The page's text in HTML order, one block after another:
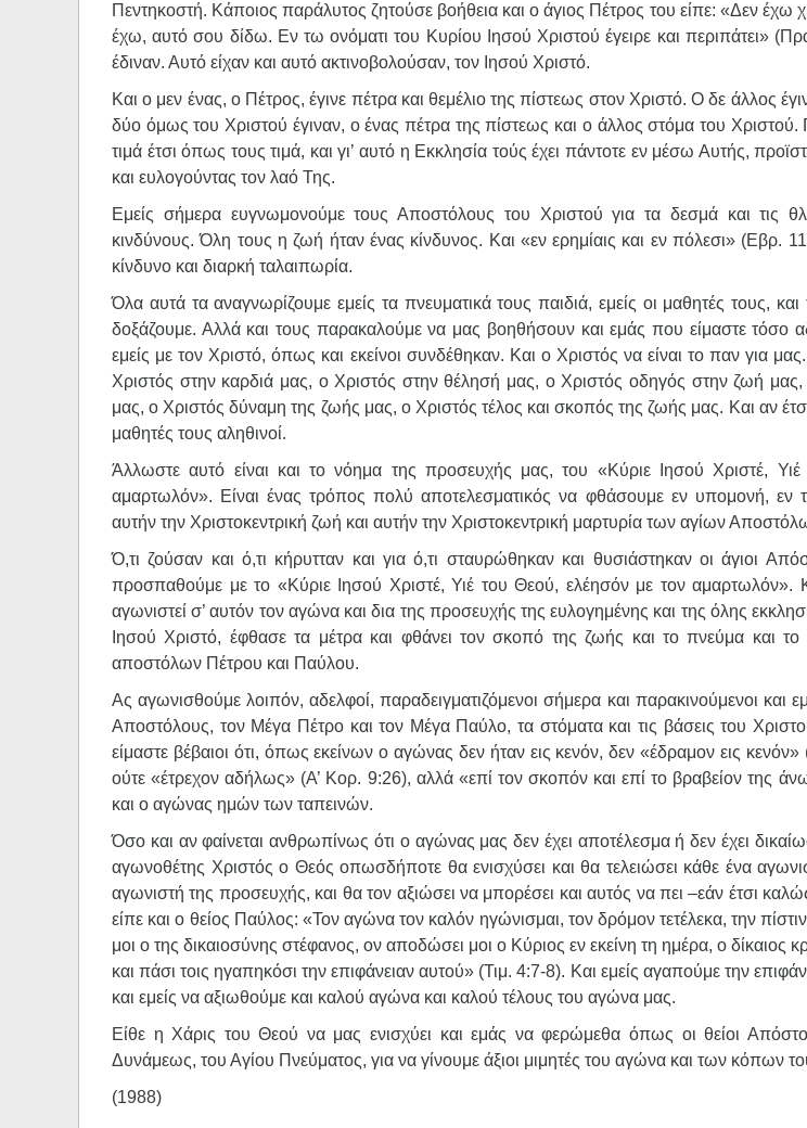
Πεντηκοστή. Κάποιος παράλυτος ζητούσε βοήθεια και ο άγιος Πέτρος του είπε: «Δεν έχω
έχω, αυτό σου δίδω. Εν τω ονόματι του Κυρίου Ιησού Χριστού έγειρε και περιπάτει»
έδιναν. Αυτό είχαν και αυτό ακτινοβολούσαν, τον Ιησού Χριστό.
Και ο μεν ένας, ο Πέτρος, έγινε πέτρα και θεμέλιο της πίστεως στον Χριστό. Ο δε άλλος
δύο όμως του Χριστού έγιναν, ο ένας πέτρα της πίστεως και ο άλλος στόμα του Χριστού.
τιμά έτσι όπως τους τιμά, και γι’ αυτό η Εκκλησία τούς έχει πάντοτε εν μέσω Αυτής,
και ευλογούντας τον λαό Της.
Εμείς σήμερα ευγνωμονούμε τους Αποστόλους του Χριστού για τα δεσμά και τις
κινδύνους. Όλη τους η ζωή ήταν ένας κίνδυνος. Και «εν ερημίαις και εν πόλεσι» (Εβρ.
κίνδυνο και διαρκή ταλαιπωρία.
Όλα αυτά τα αναγνωρίζουμε εμείς τα πνευματικά τους παιδιά, εμείς οι μαθητές τους, και
δοξάζουμε. Αλλά και τους παρακαλούμε να μας βοηθήσουν και εμάς που είμαστε τόσο
εμείς με τον Χριστό, όπως και εκείνοι συνδέθηκαν. Και ο Χριστός να είναι το παν για
Χριστός στην καρδιά μας, ο Χριστός στην θέλησή μας, ο Χριστός οδηγός στην ζωή
μας, ο Χριστός δύναμη της ζωής μας, ο Χριστός τέλος και σκοπός της ζωής μας. Και αν
μαθητές τους αληθινοί.
Άλλωστε αυτό είναι και το νόημα της προσευχής μας, του «Κύριε Ιησού Χριστέ,
αμαρτωλόν». Είναι ένας τρόπος πολύ αποτελεσματικός να φθάσουμε εν υπομονή, εν
αυτήν την Χριστοκεντρική ζωή και αυτήν την Χριστοκεντρική μαρτυρία των αγίων
Ό,τι ζούσαν και ό,τι κήρυτταν και για ό,τι σταυρώθηκαν και θυσιάστηκαν οι άγιοι
προσπαθούμε με το «Κύριε Ιησού Χριστέ, Υιέ του Θεού, ελέησόν με τον αμαρτωλόν».
αγωνιστεί σ’ αυτόν τον αγώνα και δια της προσευχής της ευλογημένης και της όλης
Ιησού Χριστό, έφθασε τα μέτρα και φθάνει τον σκοπό της ζωής και το πνεύμα και
αποστόλων Πέτρου και Παύλου.
Ας αγωνισθούμε λοιπόν, αδελφοί, παραδειγματιζόμενοι σήμερα και παρακινούμενοι και
Αποστόλους, τον Μέγα Πέτρο και τον Μέγα Παύλο, τα στόματα και τις βάσεις του
είμαστε βέβαιοι ότι, όπως εκείνων ο αγώνας δεν ήταν εις κενόν, δεν «έδραμον εις
ούτε «έτρεχον αδήλως» (Α’ Κορ. 9:26), αλλά «επί τον σκοπόν και επί το βραβείον της
και ο αγώνας ημών των ταπεινών.
Όσο και αν φαίνεται ανθρωπίνως ότι ο αγώνας μας δεν έχει αποτέλεσμα ή δεν έχει
αγωνοθέτης Χριστός ο Θεός οπωσδήποτε θα ενισχύσει και θα τελειώσει κάθε ένα
αγωνιστή της προσευχής, και θα τον αξιώσει να μπορέσει και αυτός να πει –εάν έτσι
είπε και ο θείος Παύλος: «Τον αγώνα τον καλόν ηγώνισμαι, τον δρόμον τετέλεκα, την
μοι ο της δικαιοσύνης στέφανος, ον αποδώσει μοι ο Κύριος εν εκείνη τη ημέρα, ο δίκαιος
και πάσι τοις ηγαπηκόσι την επιφάνειαν αυτού» (Τιμ. 4:7-8). Και εμείς αγαπούμε την
και εμείς να αξιωθούμε και καλού αγώνα και καλού τέλους του αγώνα μας.
Είθε η Χάρις του Θεού να μας ενισχύει και εμάς να φερώμεθα όπως οι θείοι
Δυνάμεως, του Αγίου Πνεύματος, για να γίνουμε άξιοι μιμητές του αγώνα και των κόπων
(1988)